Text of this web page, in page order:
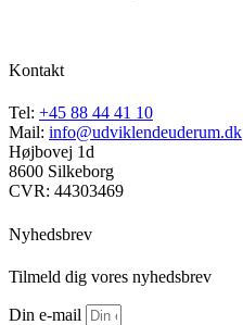
Kontakt
Tel: +45 88 44 41 10
Mail: info@udviklendeuderum.dk
Højbovej 1d
8600 Silkeborg
CVR: 44303469
Nyhedsbrev
Tilmeld dig vores nyhedsbrev
Din e-mail